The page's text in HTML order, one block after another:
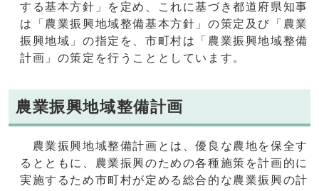
する基本方針」を定め、これに基づき都道府県知事
は「農業振興地域整備基本方針」の策定及び「農業
振興地域」の指定を、市町村は「農業振興地域整備
計画」の策定を行うこととしています。
農業振興地域整備計画
農業振興地域整備計画とは、優良な農地を保全す
るとともに、農業振興のための各種施策を計画的に
実施するため市町村が定める総合的な農業振興の計